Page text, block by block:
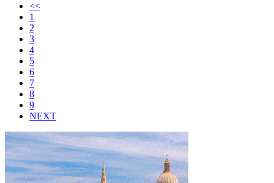
<<
1
2
3
4
5
6
7
8
9
NEXT